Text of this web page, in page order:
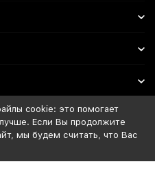
cookie: это помогает
Если Вы продолжите
мы будем считать, что Вас